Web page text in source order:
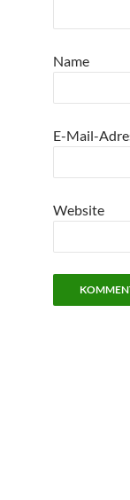
Name
E-Mail-
Website